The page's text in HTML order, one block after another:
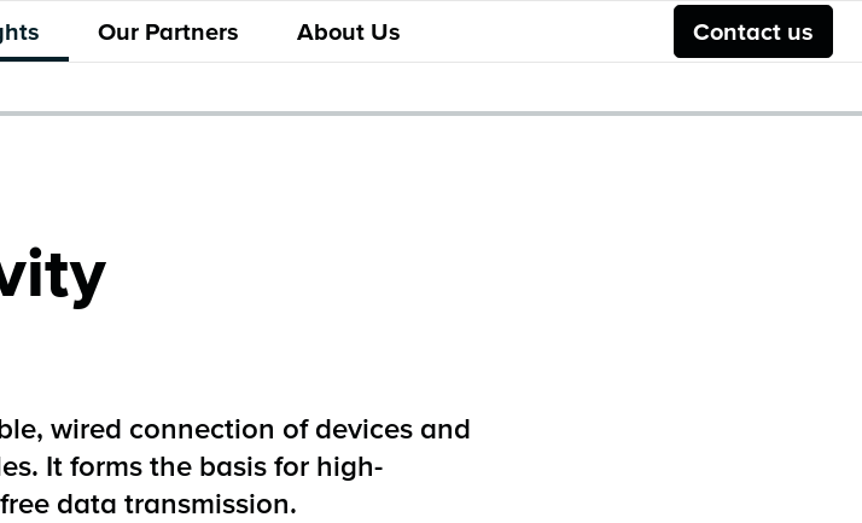
Our Partners About Us Contact us
wired connection of devices and
It forms the basis for high-
data transmission.